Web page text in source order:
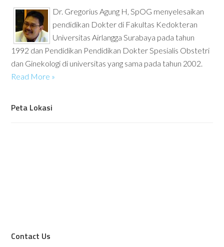
Dr. Gregorius Agung H, SpOG menyelesaikan
pendidikan Dokter di Fakultas Kedokteran
Universitas Airlangga Surabaya pada tahun
1992 dan Pendidikan Pendidikan Dokter Spesialis Obstetri
dan Ginekologi di universitas yang sama pada tahun 2002.
Read More »
Peta Lokasi
Contact Us